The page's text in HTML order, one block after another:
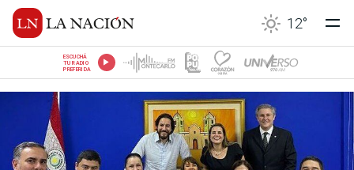
12°
ESCUCHÁ
TU RADIO
PREFERIDA